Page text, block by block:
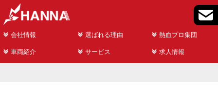
会社情報 選ばれる理由 熱血プロ集団
車両紹介 サービス 求人情報